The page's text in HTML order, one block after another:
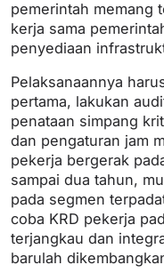
pemerintah memang
kerja sama
penyediaan
Pelaksanaannya
pertama, lakukan
penataan simpang
dan pengaturan jam
pekerja bergerak
sampai dua tahun,
pada segmen
coba KRD pekerja
terjangkau dan
barulah